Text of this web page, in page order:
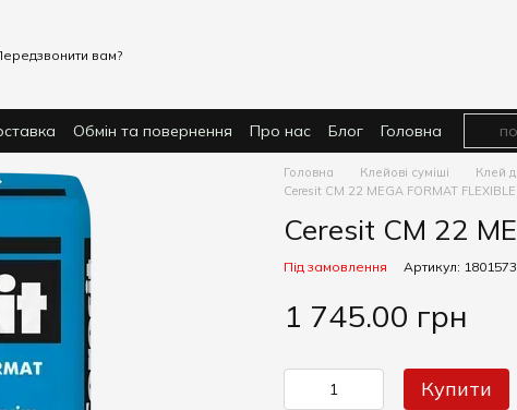
вам?
Обмін та повернення Про нас Блог Головна
Головна Клейові суміші Клей
Ceresit CM 22 MEGA FORMAT FLEXIBLE
Ceresit CM 22
Під замовлення Артикул: 1801573
1 745.00 грн
Купити